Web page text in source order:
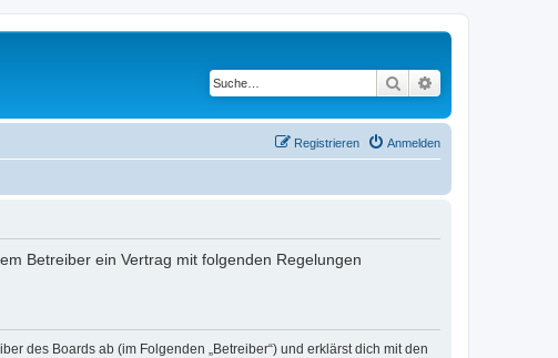
Suche
Anmelden
Registrieren
Betreiber ein Vertrag mit folgenden Regelungen
des Boards ab (im Folgenden „Betreiber“) und erklärst dich mit den